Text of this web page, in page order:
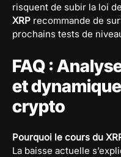
risquent de subir la loi
XRP recommande de
prochains tests de
FAQ :
et
crypto
Pourquoi le cours du
La baisse actuelle